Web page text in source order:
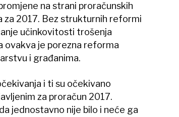
na strani proračunskih
za 2017. Bez strukturnih reformi
učinkovitosti trošenja
ovakva je porezna reforma
i građanima.
i ti su očekivano
za proračun 2017.
jednostavno nije bilo i neće ga